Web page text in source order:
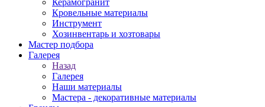
Керамогранит
Кровельные материалы
Инструмент
Хозинвентарь и хозтовары
Мастер подбора
Галерея
Назад
Галерея
Наши материалы
Мастера - декоративные материалы